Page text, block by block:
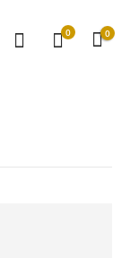
0 0